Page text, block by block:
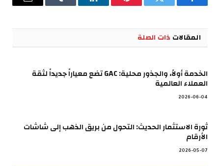
فيسبوك تويتر بينتيريستلينكدإن Tumblr
البريد
المقالات ذات الصلة
الخدمة أولاً، والجذور محلية: GAC تضع معياراً جديداً لثقة
العملاء العالمية
2026-06-04
ثورة الاستثمار الحديث: التحول من بريق الذهب إلى شاشات
الأرقام
2026-05-07